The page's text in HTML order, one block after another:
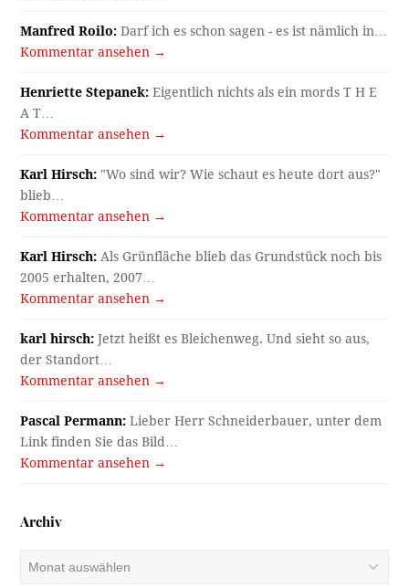
Manfred Roilo: Darf ich es schon sagen - es ist nämlich in…
Kommentar ansehen →
Henriette Stepanek: Eigentlich nichts als ein mords T H E
A T…
Kommentar ansehen →
Karl Hirsch: "Wo sind wir? Wie schaut es heute dort aus?"
blieb…
Kommentar ansehen →
Karl Hirsch: Als Grünfläche blieb das Grundstück noch bis
2005 erhalten, 2007…
Kommentar ansehen →
karl hirsch: Jetzt heißt es Bleichenweg. Und sieht so aus,
der Standort…
Kommentar ansehen →
Pascal Permann: Lieber Herr Schneiderbauer, unter dem
Link finden Sie das Bild…
Kommentar ansehen →
Archiv